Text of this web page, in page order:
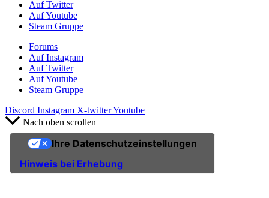
Auf Twitter
Auf Youtube
Steam Gruppe
Forums
Auf Instagram
Auf Twitter
Auf Youtube
Steam Gruppe
Discord Instagram X-twitterYoutube
Nach oben scrollen
Hinweis bei Erhebung
Ihre Datenschutzeinstellungen